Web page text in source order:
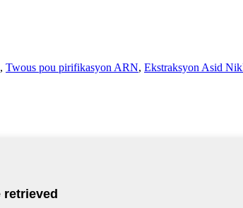
, Twous pou pirifikasyon ARN, Ekstraksyon Asid